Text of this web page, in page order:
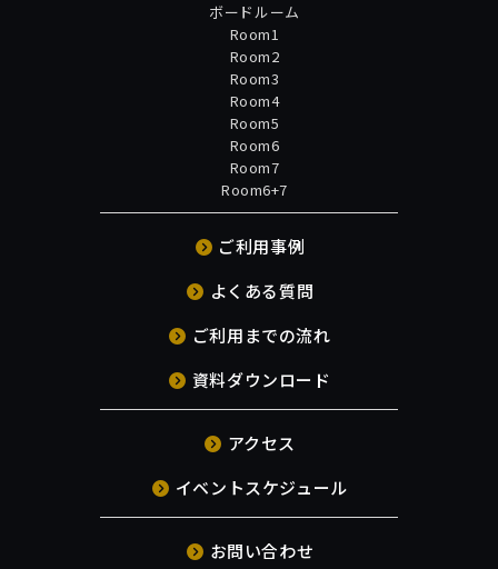
ボードルーム
Room1
Room2
Room3
Room4
Room5
Room6
Room7
Room6+7
ご利用事例
よくある質問
ご利用までの流れ
資料ダウンロード
アクセス
イベントスケジュール
お問い合わせ